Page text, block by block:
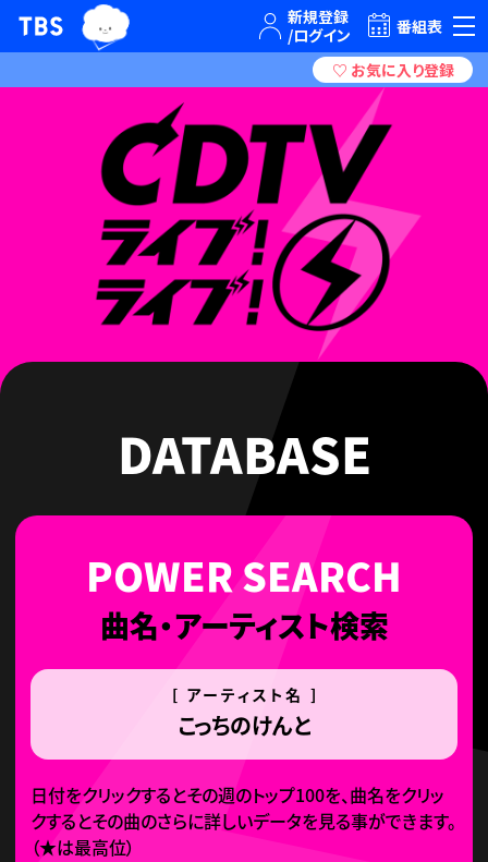
TBSテレビ｜ときめくときを。
TBSグループキャラクター『ワクティ』
番組表
DATABASE
曲名・アーティスト検索
[ アーティスト名 ]
こっちのけんと
日付をクリックするとその週のトップ100を、曲名をクリッ
クするとその曲のさらに詳しいデータを見る事ができます。
（★は最高位）